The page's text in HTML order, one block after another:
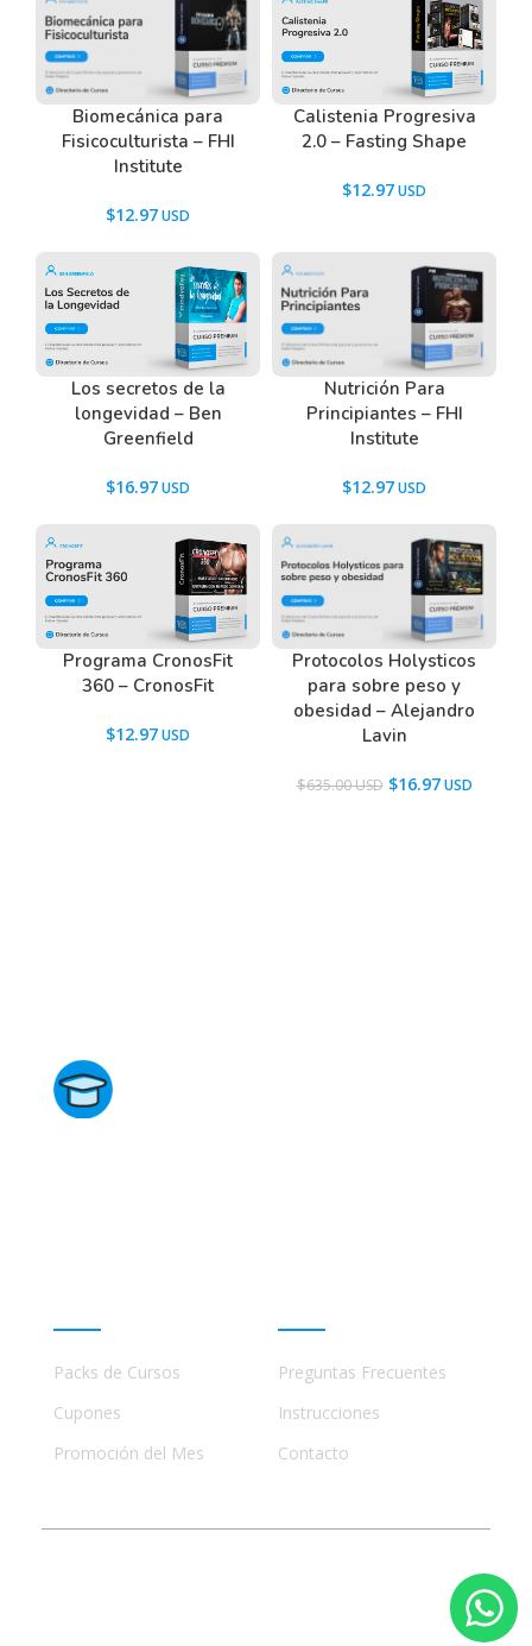
Biomecánica para
Fisicoculturista – FHI
Institute
$12.97
Calistenia Progresiva
2.0 – Fasting Shape
$12.97
Los secretos de la
longevidad – Ben
Greenfield
$16.97
Nutrición Para
Principiantes – FHI
Institute
$12.97
Programa CronosFit
360 – CronosFit
$12.97
Protocolos Holysticos
para sobre peso y
obesidad – Alejandro
Lavin
$635.00 $16.97
Packs de Cursos
Cupones
Promoción del Mes
Preguntas Frecuentes
Instrucciones
Contacto